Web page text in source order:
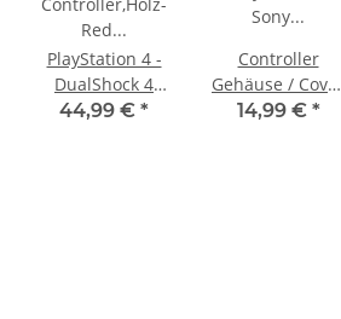
PlayStation 4 -
DualShock 4
Wireless
44,99 € *
Controller
Gehäuse / Cover
Crystal Rot Sony
14,99 € *
Slim Netzteil APS250